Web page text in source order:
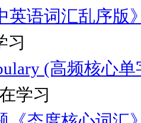
英语词汇乱序版
习
(高频核心
学习